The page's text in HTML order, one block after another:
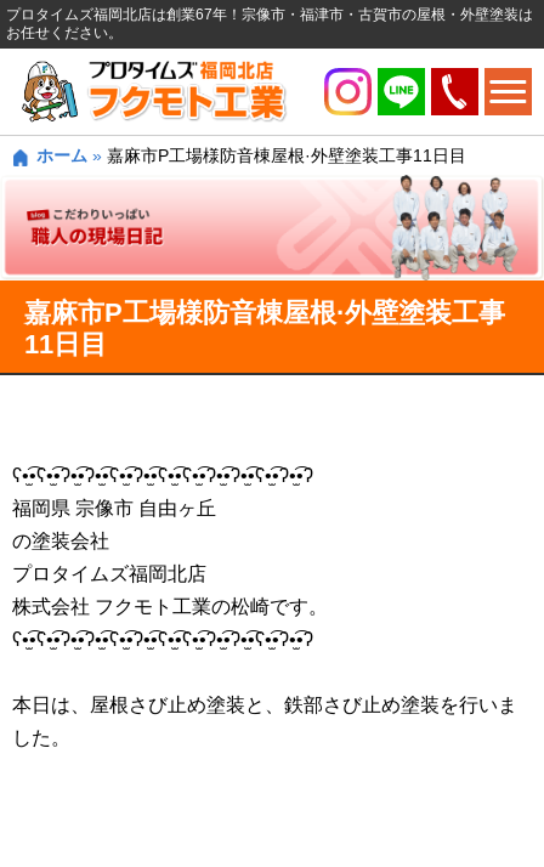
プロタイムズ福岡北店は創業67年！宗像市・福津市・古賀市の屋根・外壁塗装は
お任せください。
ホーム » 嘉麻市P工場様防音棟屋根·外壁塗装工事11日目
嘉麻市P工場様防音棟屋根·外壁塗装工事
11日目
ʕ•̫͡•ʕ•̫͡•ʔ•̫͡•ʔ•̫͡•ʕ•̫͡•ʔ•̫͡•ʕ•̫͡•ʕ•̫͡•ʔ•̫͡•ʔ•̫͡•ʕ•̫͡•ʔ•̫͡•ʔ
福岡県 宗像市 自由ヶ丘
の塗装会社
プロタイムズ福岡北店
株式会社 フクモト工業の松崎です。
ʕ•̫͡•ʕ•̫͡•ʔ•̫͡•ʔ•̫͡•ʕ•̫͡•ʔ•̫͡•ʕ•̫͡•ʕ•̫͡•ʔ•̫͡•ʔ•̫͡•ʕ•̫͡•ʔ•̫͡•ʔ
本日は、屋根さび止め塗装と、鉄部さび止め塗装を行いま
した。